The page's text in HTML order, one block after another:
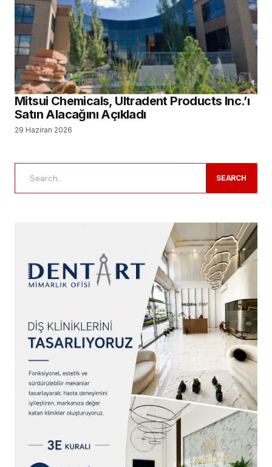
Mitsui Chemicals, Ultradent Products Inc.’ı
Satın Alacağını Açıkladı
29 Haziran 2026
SEARCH